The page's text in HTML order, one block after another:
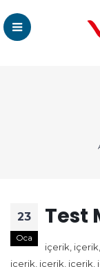
23
Oca
Test
içerik,
içerik, içerik, içerik,